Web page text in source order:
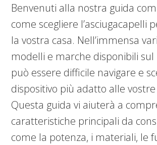
Benvenuti alla nostra guida
come scegliere l’asciugacapelli
la vostra casa. Nell’immensa
modelli e marche disponibili
può essere difficile navigare e
dispositivo più adatto alle vostre
Questa guida vi aiuterà a
caratteristiche principali da
come la potenza, i materiali, le